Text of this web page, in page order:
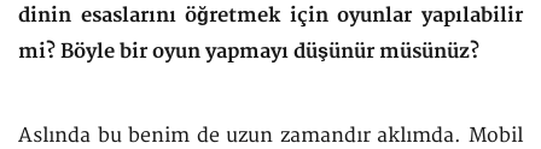
dinin esaslarını öğretmek için oyunlar yapılabilir
mi? Böyle bir oyun yapmayı düşünür müsünüz?
Aslında bu benim de uzun zamandır aklımda. Mobil